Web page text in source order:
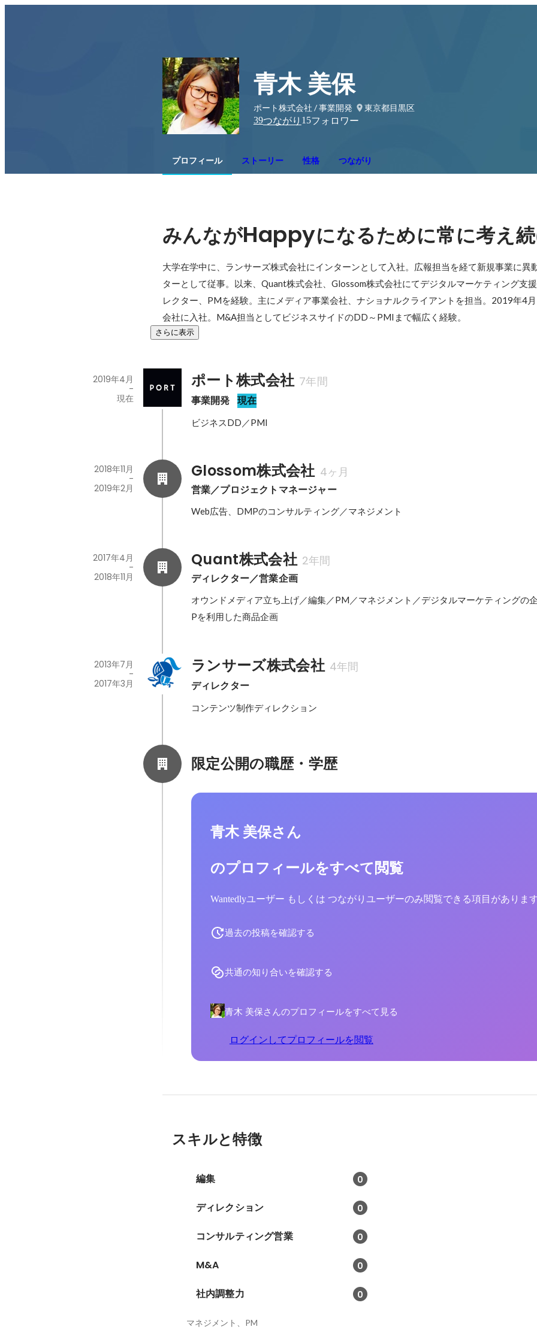
青木 美保
ポート株式会社 / 事業開発
東京都目黒区
39つながり 15フォロワー
プロフィール ストーリー 性格 つながり
みんながHappyになるために常に考え
大学在学中に、ランサーズ株式会社にインターンとして入社。広報担当を経て新規事業に異
ターとして従事。以来、Quant株式会社、Glossom株式会社にてデジタルマーケティング支
レクター、PMを経験。主にメディア事業会社、ナショナルクライアントを担当。2019年4
会社に入社。M&A担当としてビジネスサイドのDD～PMIまで幅広く経験。
さらに表示
ポート株式会社 7年間
事業開発 現在
2019年4月
-
現在
ビジネスDD／PMI
Glossom株式会社 4ヶ月
営業／プロジェクトマネージャー
2018年11月
-
2019年2月
Web広告、DMPのコンサルティング／マネジメント
Quant株式会社 2年間
ディレクター／営業企画
2017年4月
-
2018年11月
オウンドメディア立ち上げ／編集／PM／マネジメント／デジタルマーケティングの
Pを利用した商品企画
ランサーズ株式会社 4年間
ディレクター
2013年7月
-
2017年3月
コンテンツ制作ディレクション
限定公開の職歴・学歴
青木 美保さん
のプロフィールをすべて閲覧
Wantedlyユーザー もしくは つながりユーザーのみ閲覧できる項目がありま
過去の投稿を確認する
共通の知り合いを確認する
青木 美保さんのプロフィールをすべて見る
ログインしてプロフィールを閲覧
スキルと特徴
編集 0
ディレクション 0
コンサルティング営業 0
M&A 0
社内調整力 0
マネジメント、PM